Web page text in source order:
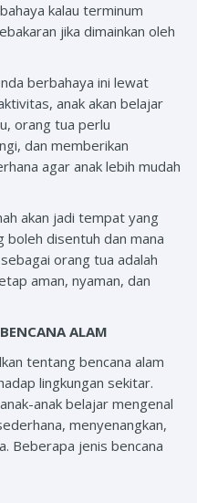
kalau terminum
jika dimainkan oleh
berbahaya ini lewat
anak akan belajar
orang tua perlu
dan memberikan
agar anak lebih mudah
akan jadi tempat yang
boleh disentuh dan mana
orang tua adalah
aman, nyaman, dan
ALAM
tentang bencana alam
lingkungan sekitar.
anak belajar mengenal
menyenangkan,
Beberapa jenis bencana